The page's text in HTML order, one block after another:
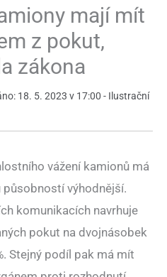
mají mít
z pokut,
zákona
18. 5. 2023 v 17:00 - Ilustrační
vážení kamionů má
výhodnější.
komunikacích navrhuje
pokut na dvojnásobek
Stejný podíl pak má mít